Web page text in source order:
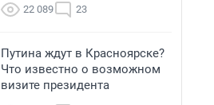
22 089 23
Путина ждут в Красноярске?
Что известно о возможном
визите президента